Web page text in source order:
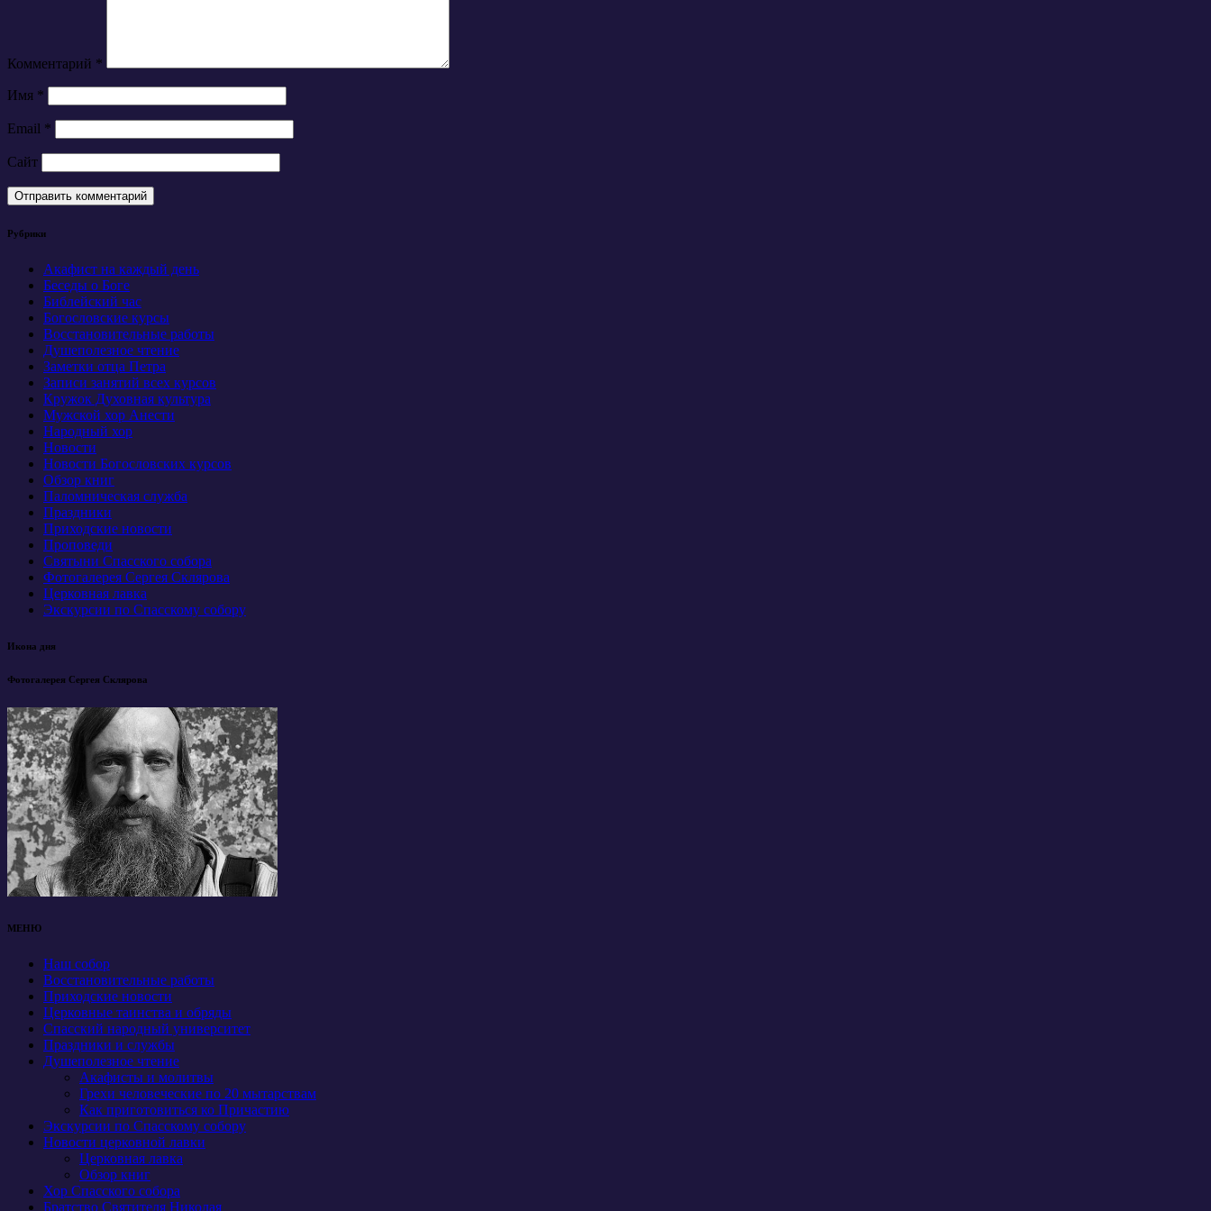
Комментарий *
Имя *
Email *
Сайт
Рубрики
Акафист на каждый день
Беседы о Боге
Библейский час
Богословские курсы
Восстановительные работы
Душеполезное чтение
Заметки отца Петра
Записи занятий всех курсов
Кружок Духовная культура
Мужской хор Анести
Народный хор
Новости
Новости Богословских курсов
Обзор книг
Паломническая служба
Праздники
Приходские новости
Проповеди
Святыни Спасского собора
Фотогалерея Сергея Склярова
Церковная лавка
Экскурсии по Спасскому собору
Икона дня
Фотогалерея Сергея Склярова
МЕНЮ
Наш собор
Восстановительные работы
Приходские новости
Церковные таинства и обряды
Спасский народный университет
Праздники и службы
Душеполезное чтение
Акафисты и молитвы
Грехи человеческие по 20 мытарствам
Как приготовиться ко Причастию
Экскурсии по Спасскому собору
Новости церковной лавки
Церковная лавка
Обзор книг
Хор Спасского собора
Братство Святителя Николая